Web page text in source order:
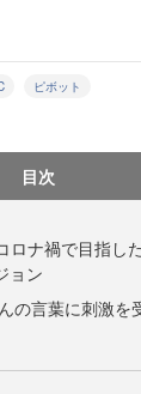
ピボット
目次
ロナ禍で目指し
ョン
の言葉に刺激を